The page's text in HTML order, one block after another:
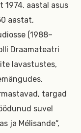
1974. aastal asus
aastat,
(1988–
Draamateatri
lavastustes,
targad
suvel
ja Mélisande“,